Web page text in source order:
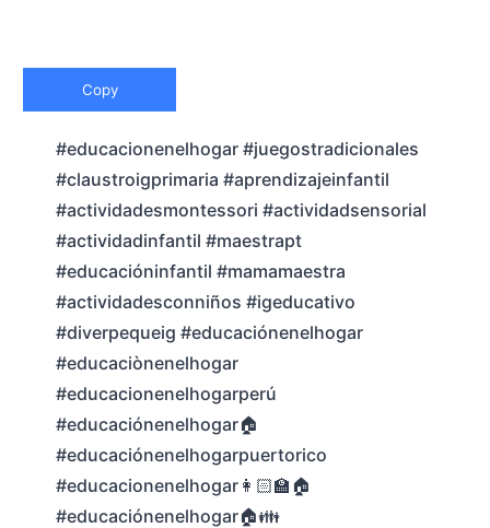
Copy
#educacionenelhogar #juegostradicionales
#claustroigprimaria #aprendizajeinfantil
#actividadesmontessori #actividadsensorial
#actividadinfantil #maestrapt
#educacióninfantil #mamamaestra
#actividadesconniños #igeducativo
#diverpequeig #educaciónenelhogar
#educaciònenelhogar
#educacionenelhogarperú
#educaciónenelhogar🏠
#educaciónenelhogarpuertorico
#educacionenelhogar👩🏻‍🏫🏠
#educaciónenelhogar🏠👪